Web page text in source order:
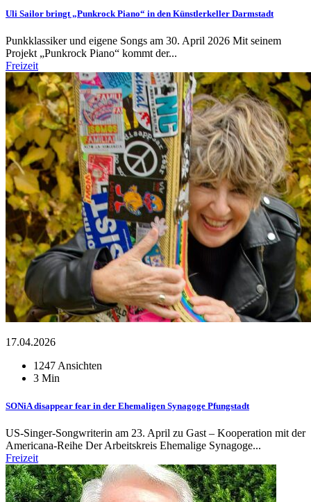
Uli Sailor bringt „Punkrock Piano“ in den Künstlerkeller Darmstadt
Punkklassiker und eigene Songs am 30. April 2026 Mit seinem
Projekt „Punkrock Piano“ kommt der...
Freizeit
17.04.2026
1247 Ansichten
3 Min
SONiA disappear fear in der Ehemaligen Synagoge Pfungstadt
US-Singer-Songwriterin am 23. April zu Gast – Kooperation mit der
Americana-Reihe Der Arbeitskreis Ehemalige Synagoge...
Freizeit